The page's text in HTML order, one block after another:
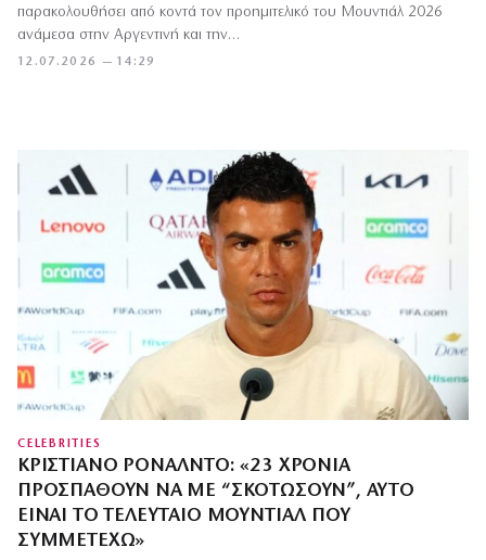
12.07.2026 — 14:29
παρακολουθήσει από κοντά τον προημιτελικό του Μουντιάλ 2026
ανάμεσα στην Αργεντινή και την…
CELEBRITIES
ΚΡΙΣΤΙΆΝΟ ΡΟΝΆΛΝΤΟ: «23 ΧΡΌΝΙΑ
ΠΡΟΣΠΑΘΟΎΝ ΝΑ ΜΕ “ΣΚΟΤΏΣΟΥΝ”, ΑΥΤΌ
ΕΊΝΑΙ ΤΟ ΤΕΛΕΥΤΑΊΟ ΜΟΥΝΤΙΆΛ ΠΟΥ
ΣΥΜΜΕΤΈΧΩ»